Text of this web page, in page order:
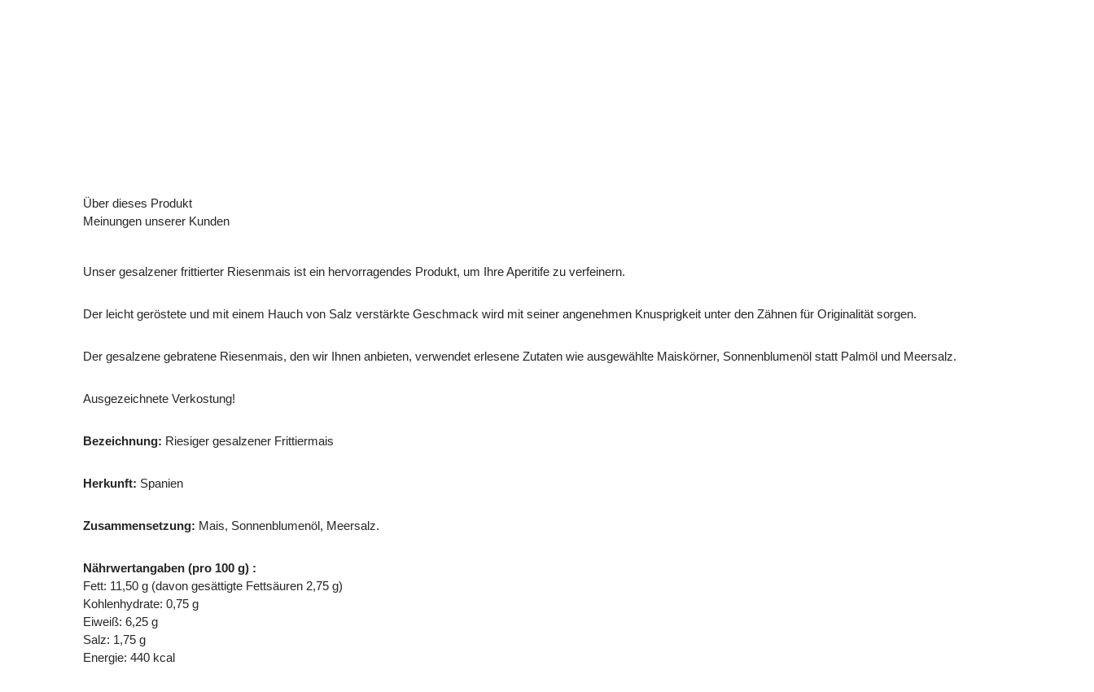
Über dieses Produkt
Meinungen unserer Kunden
Unser gesalzener frittierter Riesenmais ist ein hervorragendes Produkt, um Ihre Aperitife zu verfeinern.
Der leicht geröstete und mit einem Hauch von Salz verstärkte Geschmack wird mit seiner angenehmen Knusprigkeit unter den Zähnen für Originalität sorgen.
Der gesalzene gebratene Riesenmais, den wir Ihnen anbieten, verwendet erlesene Zutaten wie ausgewählte Maiskörner, Sonnenblumenöl statt Palmöl und Meersalz.
Ausgezeichnete Verkostung!
Bezeichnung: Riesiger gesalzener Frittiermais
Herkunft: Spanien
Zusammensetzung: Mais, Sonnenblumenöl, Meersalz.
Nährwertangaben (pro 100 g) :
Fett: 11,50 g (davon gesättigte Fettsäuren 2,75 g)
Kohlenhydrate: 0,75 g
Eiweiß: 6,25 g
Salz: 1,75 g
Energie: 440 kcal